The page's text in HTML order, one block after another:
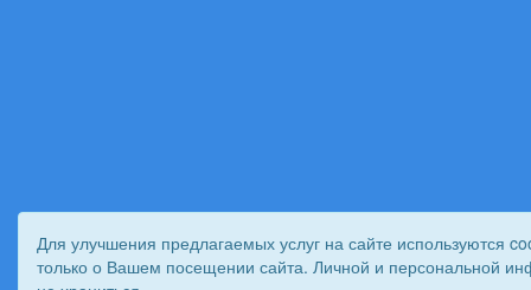
Для улучшения предлагаемых услуг на сайте используются
только о Вашем посещении сайта. Личной и персональной